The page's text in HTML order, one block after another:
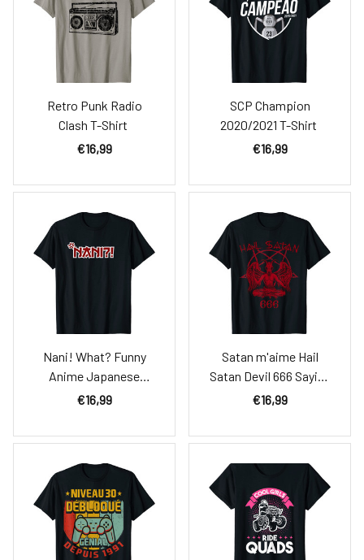
Retro Punk Radio
Clash T-Shirt
€16,99
SCP Champion
2020/2021 T-Shirt
€16,99
Nani! What? Funny
Anime Japanese
Manga Japan Lover T-
€16,99
Satan m'aime Hail
Satan Devil 666 Saying
T-Shirt
€16,99